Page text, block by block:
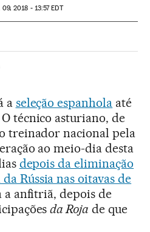
09, 2018 - 13:57EDT
Sociales
a seleção espanhola até
técnico asturiano, de
treinador nacional pela
ao meio-dia desta
depois da eliminação
Rússia nas oitavas de
a anfitriã, depois de
da Roja de que